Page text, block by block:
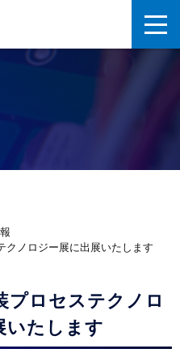
クノロジー展に出展いたします
プロセステクノロ
いたします